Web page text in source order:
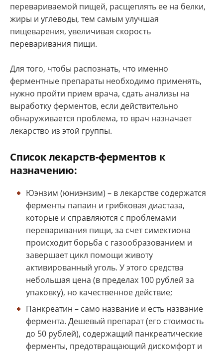
перевариваемой пищей, расщеплять ее на белки,
жиры и углеводы, тем самым улучшая
пищеварения, увеличивая скорость
переваривания пищи.
Для того, чтобы распознать, что именно
ферментные препараты необходимо применять,
нужно пройти прием врача, сдать анализы на
выработку ферментов, если действительно
обнаруживается проблема, то врач назначает
лекарство из этой группы.
Список лекарств-ферментов к
назначению:
Юэнзим (юниэнзим) – в лекарстве содержатся
ферменты папаин и грибковая диастаза,
которые и справляются с проблемами
переваривания пищи, за счет симектиона
происходит борьба с газообразованием и
завершает цикл помощи животу
активированный уголь. У этого средства
небольшая цена (в пределах 100 рублей за
упаковку), но качественное действие;
Панкреатин – само название и есть название
фермента. Дешевый препарат (его стоимость
до 50 рублей), содержащий панкреатические
ферменты, предотвращающий дискомфорт и